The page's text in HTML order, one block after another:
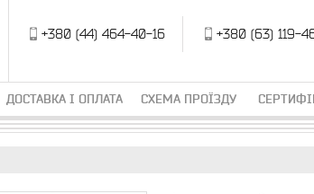
+380 (44) 464-40-16 +380 (63) 119-
ДОСТАВКА І ОПЛАТА СХЕМА ПРОЇЗДУ